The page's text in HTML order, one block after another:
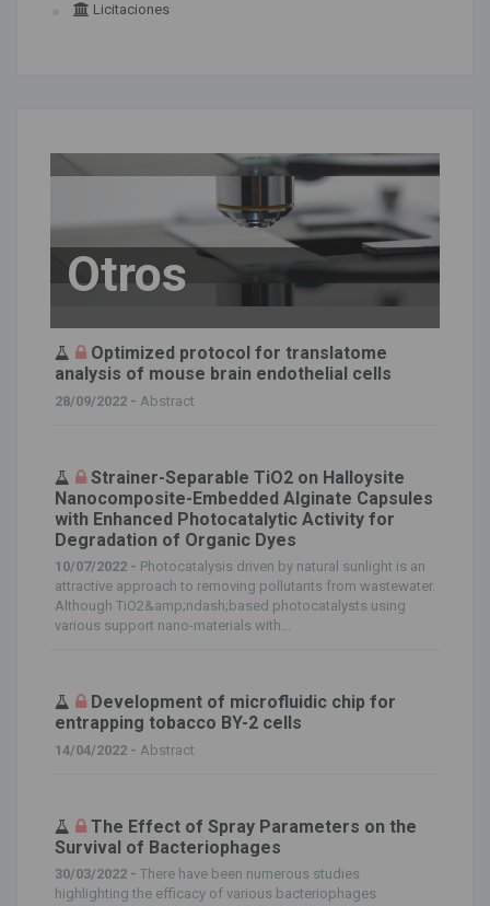
Licitaciones
Otros
Optimized protocol for translatome
analysis of mouse brain endothelial cells
28/09/2022 - Abstract
Strainer-Separable TiO2 on Halloysite
Nanocomposite-Embedded Alginate Capsules
with Enhanced Photocatalytic Activity for
Degradation of Organic Dyes
10/07/2022 - Photocatalysis driven by natural sunlight is an
attractive approach to removing pollutants from wastewater.
Although TiO2&amp;ndash;based photocatalysts using
various support nano-materials with...
Development of microfluidic chip for
entrapping tobacco BY-2 cells
14/04/2022 - Abstract
The Effect of Spray Parameters on the
Survival of Bacteriophages
30/03/2022 - There have been numerous studies
highlighting the efficacy of various bacteriophages